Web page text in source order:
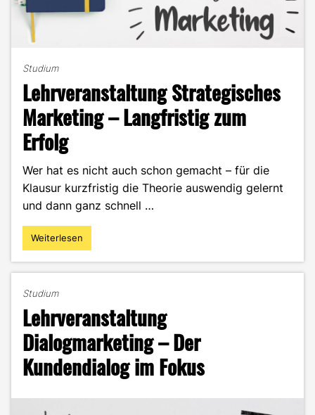
Studium
Lehrveranstaltung Strategisches
Marketing – Langfristig zum
Erfolg
Wer hat es nicht auch schon gemacht – für die
Klausur kurzfristig die Theorie auswendig gelernt
und dann ganz schnell …
"Lehrveranstaltung
Strategisches
Langfristig
zum
Erfolg"
Weiterlesen
Studium
Lehrveranstaltung
Dialogmarketing – Der
Kundendialog im Fokus